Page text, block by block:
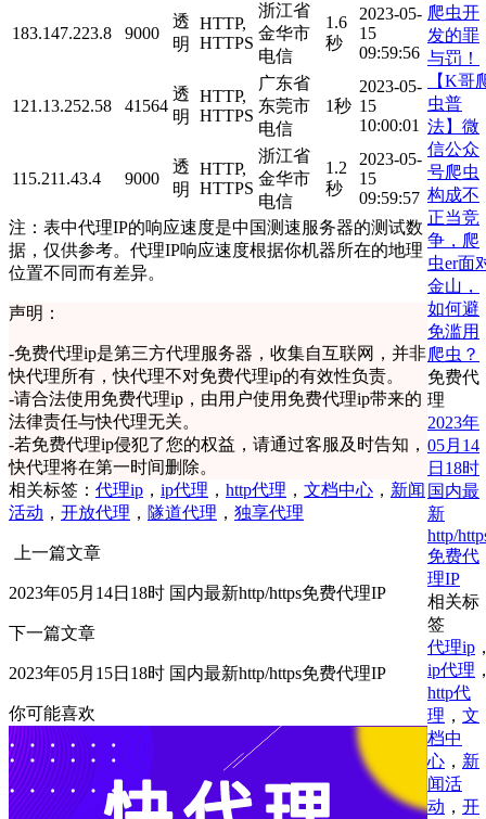
183.147.223.8 9000
透
明
HTTP,
HTTPS
浙江省
金华市
电信
1.6
秒
2023-05-
15
09:59:56
121.13.252.58 41564
透
明
HTTP,
HTTPS
广东省
东莞市
电信
1秒
2023-05-
15
10:00:01
115.211.43.4 9000
透
明
HTTP,
HTTPS
浙江省
金华市
电信
1.2
秒
2023-05-
15
09:59:57
注：表中代理IP的响应速度是中国测速服务器的测试数
据，仅供参考。代理IP响应速度根据你机器所在的地理
位置不同而有差异。
声明：
-免费代理ip是第三方代理服务器，收集自互联网，并非
快代理所有，快代理不对免费代理ip的有效性负责。
-请合法使用免费代理ip，由用户使用免费代理ip带来的
法律责任与快代理无关。
-若免费代理ip侵犯了您的权益，请通过客服及时告知，
快代理将在第一时间删除。
相关标签： 代理ip ， ip代理 ， http代理 ， 文档中心 ， 新闻
活动 ， 开放代理 ， 隧道代理 ， 独享代理
上一篇文章
2023年05月14日18时 国内最新http/https免费代理IP
下一篇文章
2023年05月15日18时 国内最新http/https免费代理IP
你可能喜欢
爬虫开
发的罪
与罚！
【K哥
虫普
法】微
信公众
号爬虫
构成不
正当竞
争，爬
虫er面
金山，
如何避
免滥用
爬虫？
免费代
理
2023年
05月14
日18时
国内最
新
http/
免费代
理IP
相关标
签
代理ip
ip代理
http代
理 ， 文
档中
心 ， 新
闻活
动 ， 开